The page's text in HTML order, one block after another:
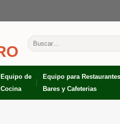
Buscar
por:
Equipo de
Cocina
Equipo para
Bares y Cafeterias